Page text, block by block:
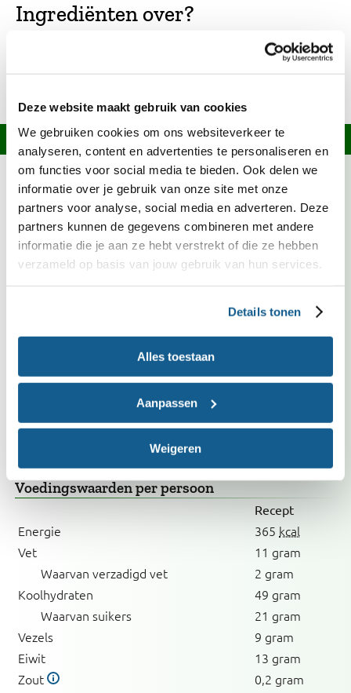
Deze website maakt gebruik van cookies
We gebruiken cookies om ons websiteverkeer te
analyseren, content en advertenties te personaliseren en
om functies voor social media te bieden. Ook delen we
informatie over je gebruik van onze site met onze
partners voor analyse, social media en adverteren. Deze
partners kunnen de gegevens combineren met andere
informatie die je aan ze hebt verstrekt of die ze hebben
verzameld op basis van jouw gebruik van hun services.
Details tonen
Alles toestaan
Aanpassen
Weigeren
Ingrediënten over?
welke recepten je ermee
Informatie over dit recept
Appel is deze maand in Nederland in het seizoen.
Kies bij voorkeur voor fruit met het Biologisch,
Demeter of EKO-NL 3 sterren keurmerk.
Kies bij voorkeur voor zuivelproducten met een
topkeurmerk. Biologisch, Demeter, EKO-NL 3
sterren en Beter Leven zijn duurzamere keuzes.
Past in dieet
Bij verhoogd cholesterol
Vrij van gluten
Vrij van ei
Voedingswaardenper persoon
Recept
Energie 365 kcal
Vet
11 gram
Waarvan verzadigd vet
2 gram
Koolhydraten
49 gram
Waarvan suikers
21 gram
Vezels
9 gram
Eiwit
13 gram
Zout
0,2 gram